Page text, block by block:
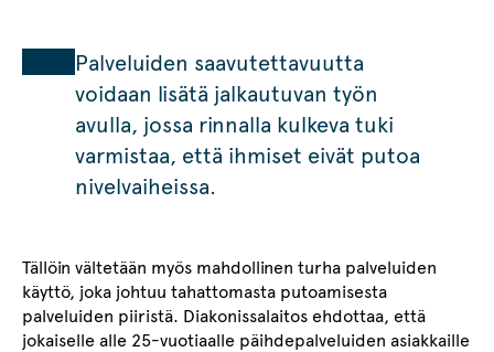
Palveluiden saavutettavuutta
voidaan lisätä jalkautuvan työn
avulla, jossa rinnalla kulkeva tuki
varmistaa, että ihmiset eivät putoa
nivelvaiheissa.
Tällöin vältetään myös mahdollinen turha palveluiden
käyttö, joka johtuu tahattomasta putoamisesta
palveluiden piiristä. Diakonissalaitos ehdottaa, että
jokaiselle alle 25-vuotiaalle päihdepalveluiden asiakkaille